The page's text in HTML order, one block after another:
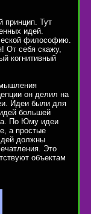
принцип. Тут
идей.
философию.
От себя скажу,
когнитивный
он делил на
Идеи были для
большей
По Юму идеи
а простые
должны
Это
объектам